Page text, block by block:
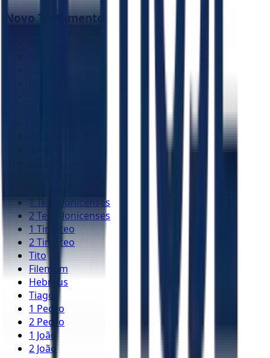
Novo Testamento
1 Tessalonicenses
2 Tessalonicenses
1 Timóteo
2 Timóteo
Tito
Filemom
Hebreus
Tiago
1 Pedro
2 Pedro
1 João
2 João